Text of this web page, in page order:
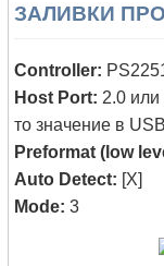
ЗАЛИВКИ
Controller:
Host Port: 2.0
то значение в
Preformat (low
Auto Detect: [X]
Mode: 3